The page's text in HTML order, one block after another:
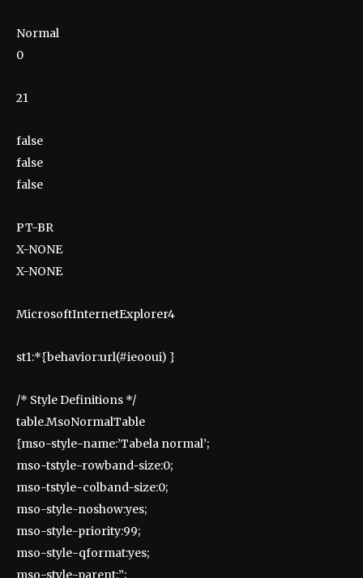
Normal
0
21
false
false
false
PT-BR
X-NONE
X-NONE
MicrosoftInternetExplorer4
st1:*{behavior:url(#ieooui) }
/* Style Definitions */
table.MsoNormalTable
{mso-style-name:’Tabela normal’;
mso-tstyle-rowband-size:0;
mso-tstyle-colband-size:0;
mso-style-noshow:yes;
mso-style-priority:99;
mso-style-qformat:yes;
mso-style-parent:”;